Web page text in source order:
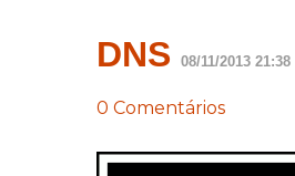
DNS 08/11/2013 21:38
0 Comentários